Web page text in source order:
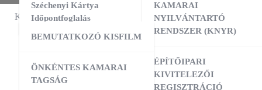
Széchenyi Kártya
Időpontfoglalás
KAMARAI
NYILVÁNTARTÓ
RENDSZER (KNYR)
ÉPÍTŐIPARI
KIVITELEZŐI
REGISZTRÁCIÓ
BEMUTATKOZÓ KISFILM
ÖNKÉNTES KAMARAI
TAGSÁG
KAMARAI ESEMÉNYEK
AI a nyelvtanulás szolgálatában –
gyakorlati workshop